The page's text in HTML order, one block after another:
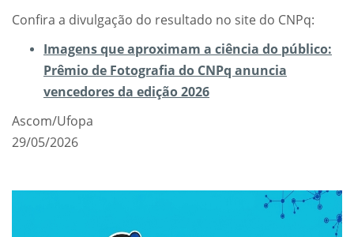
Confira a divulgação do resultado no site do CNPq:
Imagens que aproximam a ciência do público:
Prêmio de Fotografia do CNPq anuncia
vencedores da edição 2026
Ascom/Ufopa
29/05/2026